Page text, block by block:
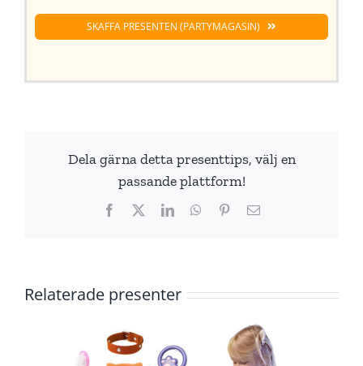
SKAFFA PRESENTEN (PARTYMAGASIN)
Dela gärna detta presenttips, välj en
passande plattform!
Facebook LinkedInWhatsApp
Pinterest
E-
Relaterade presenter